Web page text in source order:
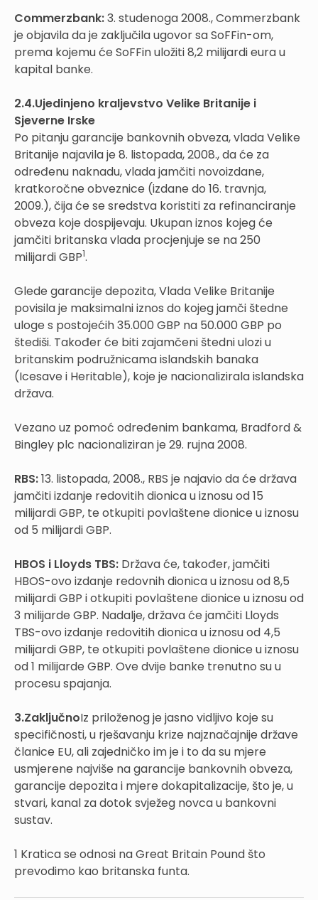
Commerzbank:3. studenoga 2008., Commerzbank
je objavila da je zaključila ugovor sa SoFFin-om,
prema kojemu će SoFFin uložiti 8,2 milijardi eura u
kapital banke.
2.4.Ujedinjeno kraljevstvo Velike Britanije i
Sjeverne Irske
Po pitanju garancije bankovnih obveza, vlada Velike
Britanije najavila je 8. listopada, 2008., da će za
određenu naknadu, vlada jamčiti novoizdane,
kratkoročne obveznice (izdane do 16. travnja,
2009.), čija će se sredstva koristiti za refinanciranje
obveza koje dospijevaju. Ukupan iznos kojeg će
jamčiti britanska vlada procjenjuje se na 250
milijardi GBP1.
Glede garancije depozita, Vlada Velike Britanije
povisila je maksimalni iznos do kojeg jamči štedne
uloge s postojećih 35.000 GBP na 50.000 GBP po
štediši. Također će biti zajamčeni štedni ulozi u
britanskim podružnicama islandskih banaka
(Icesave i Heritable), koje je nacionalizirala islandska
država.
Vezano uz pomoć određenim bankama, Bradford &
Bingley plc nacionaliziran je 29. rujna 2008.
RBS:13. listopada, 2008., RBS je najavio da će država
jamčiti izdanje redovitih dionica u iznosu od 15
milijardi GBP, te otkupiti povlaštene dionice u iznosu
od 5 milijardi GBP.
HBOS i Lloyds TBS: Država će, također, jamčiti
HBOS-ovo izdanje redovnih dionica u iznosu od 8,5
milijardi GBP i otkupiti povlaštene dionice u iznosu od
3 milijarde GBP. Nadalje, država će jamčiti Lloyds
TBS-ovo izdanje redovitih dionica u iznosu od 4,5
milijardi GBP, te otkupiti povlaštene dionice u iznosu
od 1 milijarde GBP. Ove dvije banke trenutno su u
procesu spajanja.
3.ZaključnoIz priloženog je jasno vidljivo koje su
specifičnosti, u rješavanju krize najznačajnije države
članice EU, ali zajedničko im je i to da su mjere
usmjerene najviše na garancije bankovnih obveza,
garancije depozita i mjere dokapitalizacije, što je, u
stvari, kanal za dotok svježeg novca u bankovni
sustav.
1 Kratica se odnosi na Great Britain Pound što
prevodimo kao britanska funta.